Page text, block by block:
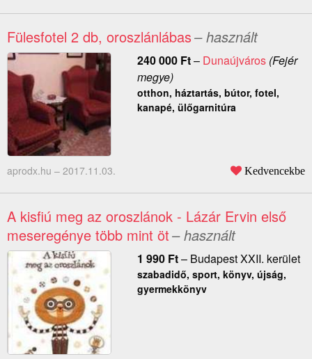
Fülesfotel 2 db, oroszlánlábas– használt
240 000 Ft– Dunaújváros(Fejér
megye)
otthon, háztartás, bútor, fotel,
kanapé, ülőgarnitúra
aprodx.hu – 2017.11.03. Kedvencekbe
A kisfiú meg az oroszlánok - Lázár Ervin első
meseregénye több mint öt– használt
1 990 Ft– Budapest XXII. kerület
szabadidő, sport, könyv, újság,
gyermekkönyv